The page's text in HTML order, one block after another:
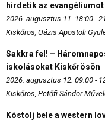
hirdetik az evangéliumot
2026. augusztus 11. 18:00 -
Kiskőrös, Oázis Apostoli
Sakkra fel! –
iskolásokat Kiskőrösön
2026. augusztus 12. 09:00 -
Kiskőrös, Petőfi Sándor
Kóstolj bele a western